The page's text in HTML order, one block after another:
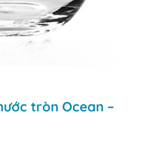
tròn Ocean –